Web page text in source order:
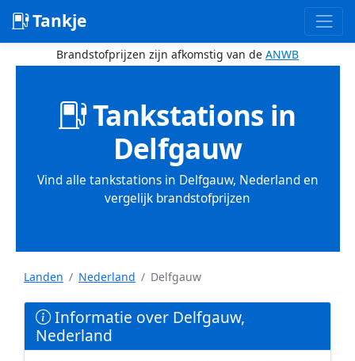
Tankje
Brandstofprijzen zijn afkomstig van de ANWB
Tankstations in
Delfgauw
Vind alle tankstations in Delfgauw, Nederland en
vergelijk brandstofprijzen
Landen Nederland Delfgauw
Informatie over Delfgauw,
Nederland